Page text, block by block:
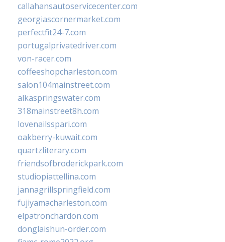
callahansautoservicecenter.com
georgiascornermarket.com
perfectfit24-7.com
portugalprivatedriver.com
von-racer.com
coffeeshopcharleston.com
salon104mainstreet.com
alkaspringswater.com
318mainstreet8h.com
lovenailsspari.com
oakberry-kuwait.com
quartzliterary.com
friendsofbroderickpark.com
studiopiattellina.com
jannagrillspringfield.com
fujiyamacharleston.com
elpatronchardon.com
donglaishun-order.com